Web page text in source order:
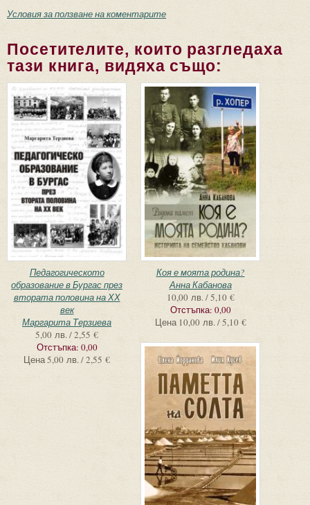
Условия за ползване на коментарите
Посетителите, които разгледаха
тази книга, видяха също:
Педагогическото
образование в Бургас през
втората половина на ХХ
век
Маргарита Терзиева
5,00 лв. / 2,55 €
Отстъпка: 0,00
Цена5,00 лв. / 2,55 €
Коя е моята родина?
Анна Кабанова
10,00 лв. / 5,10 €
Отстъпка: 0,00
Цена 10,00 лв. / 5,10 €